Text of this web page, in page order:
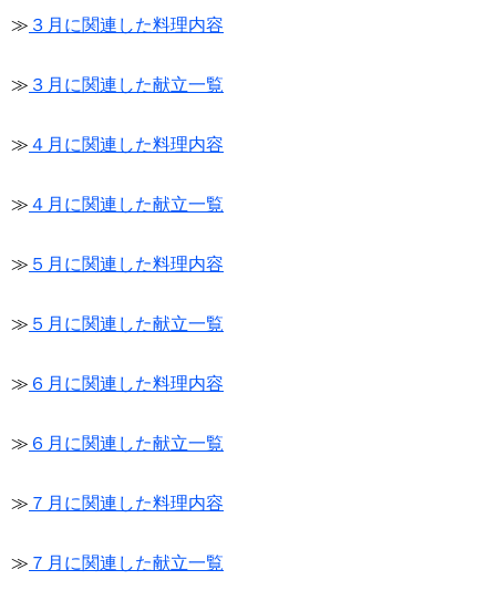
≫ ３月に関連した料理内容
≫ ３月に関連した献立一覧
≫ ４月に関連した料理内容
≫ ４月に関連した献立一覧
≫ ５月に関連した料理内容
≫ ５月に関連した献立一覧
≫ ６月に関連した料理内容
≫ ６月に関連した献立一覧
≫ ７月に関連した料理内容
≫ ７月に関連した献立一覧